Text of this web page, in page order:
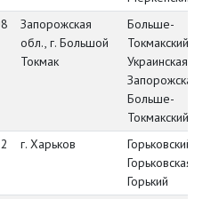
Запорожская
обл., г. Большой
Токмак
Больше-
Токмакский РВК,
Украинская ССР,
Запорожская
Больше-
Токмакский р-н
г. Харьков
Горьковский РВК,
Горьковская
Горький